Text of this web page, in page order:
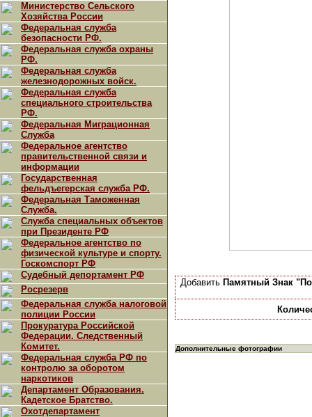
Министерство Сельского
Хозяйства России
Федеральная служба
безопасности РФ.
Федеральная служба охраны
РФ.
Федеральная служба
железнодорожных войск.
Федеральная служба
специального строительства
РФ.
Федеральная Миграционная
Служба
Федеральное агентство
правительственной связи и
информации
Государственная
фельдъегерская служба РФ.
Федеральная Таможенная
Служба.
Служба специальных объектов
при Президенте РФ
Федеральное агентство по
физической культуре и спорту.
Госкомспорт РФ
Судебный депортамент РФ
Росрезерв
Федеральная служба налоговой
полиции России
Прокуратура Российской
Федерации. Следственный
Комитет.
Федеральная служба РФ по
контролю за оборотом
наркотиков
Департамент Образования.
Кадетское Братство.
Охотдепартамент
Добавить Памятный Знак
Дополнительные фотографии